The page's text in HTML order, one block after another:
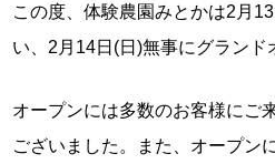
この度、体験農園みとかは2月
い、2月14日(日)無事にグランド
オープンには多数のお客様にご
ございました。また、オープン